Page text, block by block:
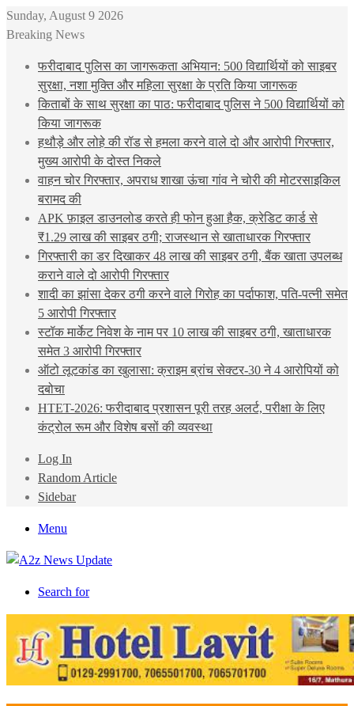
Sunday, August 9 2026
Breaking News
फरीदाबाद पुलिस का जागरूकता अभियान: 500 विद्यार्थियों को साइबर
सुरक्षा, नशा मुक्ति और महिला सुरक्षा के प्रति किया जागरूक
किताबों के साथ सुरक्षा का पाठ: फरीदाबाद पुलिस ने 500 विद्यार्थियों को
किया जागरूक
हथौड़े और लोहे की रॉड से हमला करने वाले दो और आरोपी गिरफ्तार,
मुख्य आरोपी के दोस्त निकले
वाहन चोर गिरफ्तार, अपराध शाखा ऊंचा गांव ने चोरी की मोटरसाइकिल
बरामद की
APK फ़ाइल डाउनलोड करते ही फोन हुआ हैक, क्रेडिट कार्ड से
₹1.29 लाख की साइबर ठगी; राजस्थान से खाताधारक गिरफ्तार
गिरफ्तारी का डर दिखाकर 48 लाख की साइबर ठगी, बैंक खाता उपलब्ध
कराने वाले दो आरोपी गिरफ्तार
शादी का झांसा देकर ठगी करने वाले गिरोह का पर्दाफाश, पति-पत्नी समेत
5 आरोपी गिरफ्तार
स्टॉक मार्केट निवेश के नाम पर 10 लाख की साइबर ठगी, खाताधारक
समेत 3 आरोपी गिरफ्तार
ऑटो लूटकांड का खुलासा: क्राइम ब्रांच सेक्टर-30 ने 4 आरोपियों को
दबोचा
HTET-2026: फरीदाबाद प्रशासन पूरी तरह अलर्ट, परीक्षा के लिए
कंट्रोल रूम और विशेष बसों की व्यवस्था
Log In
Random Article
Sidebar
Menu
Search for